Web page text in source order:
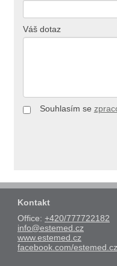
Váš dotaz
Souhlasím se
Kontakt
Office: +420/777722182
info@estemed.cz
www.estemed.cz
facebook.com/estemed.cz